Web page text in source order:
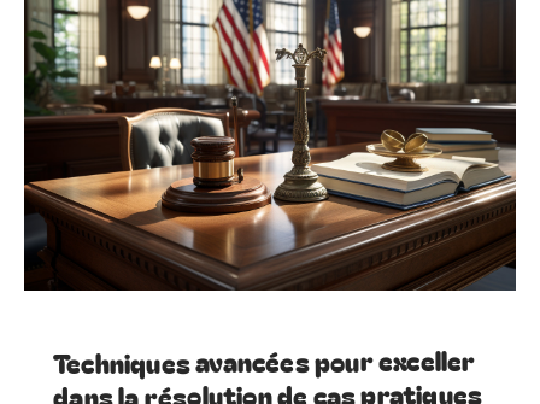
Techniques avancées pour exceller
dans la résolution de cas pratiques